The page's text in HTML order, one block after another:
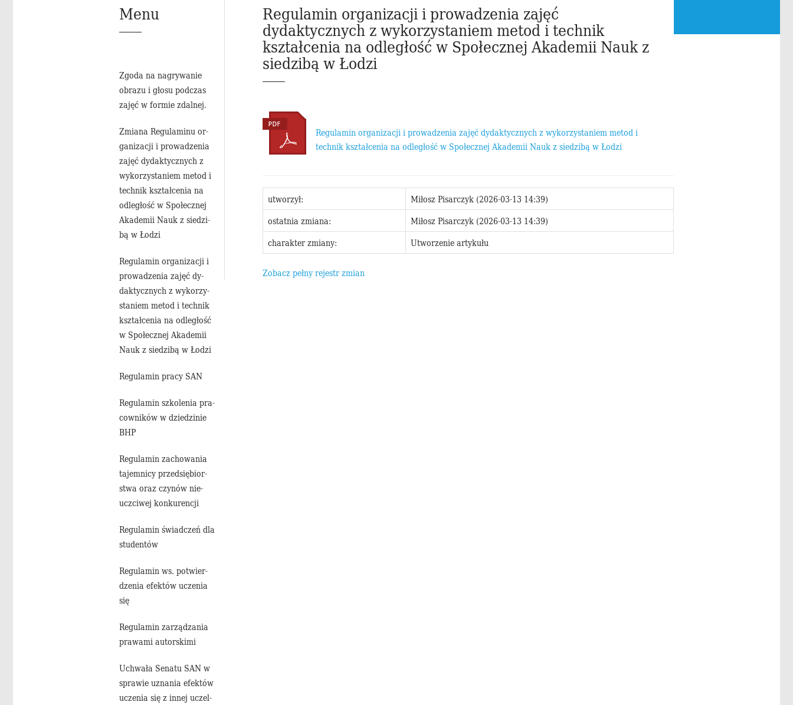
Regulamin organizacji i prowadzenia zajęć
dydaktycznych z wykorzystaniem metod i technik
kształcenia na odległość w Społecznej Akademii Nauk z
siedzibą w Łodzi
Regulamin organizacji i prowadzenia zajęć dydaktycznych z wykorzystaniem metod i
technik kształcenia na odległość w Społecznej Akademii Nauk z siedzibą w Łodzi
utworzył:
Miłosz Pisarczyk (2026-03-13 14:39)
ostatnia zmiana:
Miłosz Pisarczyk (2026-03-13 14:39)
charakter zmiany:
Utworzenie artykułu
Zobacz pełny rejestr zmian
Menu
Zgoda na na­gry­wa­nie
ob­ra­zu i głosu pod­czas
zajęć w for­mie zdal­nej.
Zmia­na Re­gu­la­mi­nu or­
ga­ni­za­cji i pro­wa­dze­nia
zajęć dy­dak­tycz­nych z
wy­ko­rzy­sta­niem metod i
tech­nik kształ­ce­nia na
od­le­głość w Spo­łecz­nej
Aka­de­mii Nauk z sie­dzi­
bą w Łodzi
Re­gu­la­min or­ga­ni­za­cji i
pro­wa­dze­nia zajęć dy­
dak­tycz­nych z wy­ko­rzy­
sta­niem metod i tech­nik
kształ­ce­nia na od­le­głość
w Spo­łecz­nej Aka­de­mii
Nauk z sie­dzi­bą w Łodzi
Re­gu­la­min pracy SAN
Re­gu­la­min szko­le­nia pra­
cow­ni­ków w dzie­dzi­nie
BHP
Re­gu­la­min za­cho­wa­nia
ta­jem­ni­cy przed­się­bior­
stwa oraz czy­nów nie­
uczci­wej kon­ku­ren­cji
Re­gu­la­min świad­czeń dla
stu­den­tów
Re­gu­la­min ws. po­twier­
dze­nia efek­tów ucze­nia
się
Re­gu­la­min za­rzą­dza­nia
pra­wa­mi au­tor­ski­mi
Uchwa­ła Se­na­tu SAN w
spra­wie uzna­nia efek­tów
ucze­nia się z innej uczel­